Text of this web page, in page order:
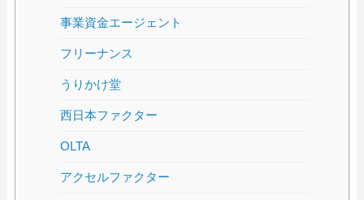
事業資金エージェント
フリーナンス
うりかけ堂
西日本ファクター
OLTA
アクセルファクター